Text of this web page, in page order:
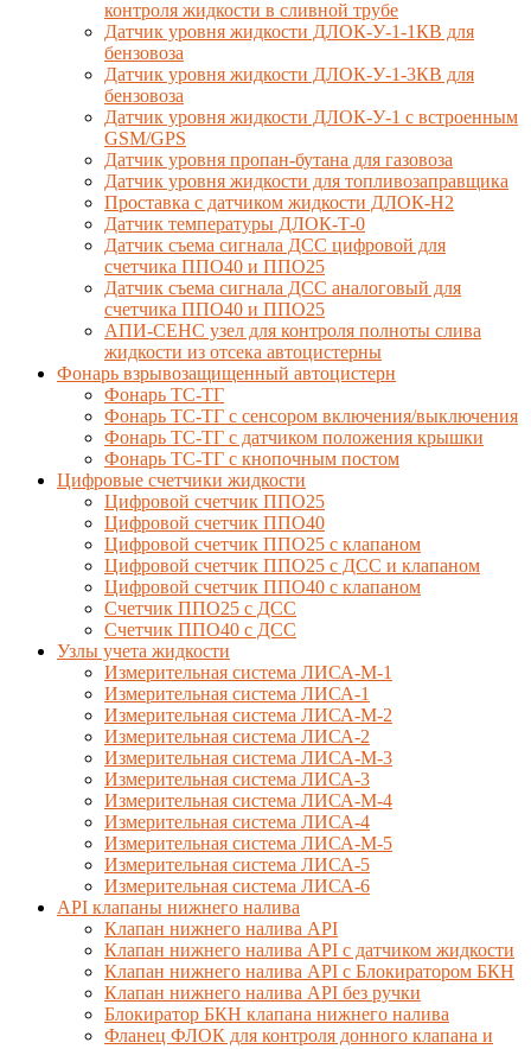
контроля жидкости в сливной трубе
Датчик уровня жидкости ДЛОК-У-1-1КВ для
бензовоза
Датчик уровня жидкости ДЛОК-У-1-3КВ для
бензовоза
Датчик уровня жидкости ДЛОК-У-1 с встроенным
GSM/GPS
Датчик уровня пропан-бутана для газовоза
Датчик уровня жидкости для топливозаправщика
Проставка с датчиком жидкости ДЛОК-Н2
Датчик температуры ДЛОК-Т-0
Датчик съема сигнала ДСС цифровой для
счетчика ППО40 и ППО25
Датчик съема сигнала ДСС аналоговый для
счетчика ППО40 и ППО25
АПИ-СЕНС узел для контроля полноты слива
жидкости из отсека автоцистерны
Фонарь взрывозащищенный автоцистерн
Фонарь ТС-ТГ
Фонарь ТС-ТГ с сенсором включения/выключения
Фонарь ТС-ТГ с датчиком положения крышки
Фонарь ТС-ТГ с кнопочным постом
Цифровые счетчики жидкости
Цифровой счетчик ППО25
Цифровой счетчик ППО40
Цифровой счетчик ППО25 с клапаном
Цифровой счетчик ППО25 с ДСС и клапаном
Цифровой счетчик ППО40 с клапаном
Счетчик ППО25 с ДСС
Счетчик ППО40 с ДСС
Узлы учета жидкости
Измерительная система ЛИСА-М-1
Измерительная система ЛИСА-1
Измерительная система ЛИСА-М-2
Измерительная система ЛИСА-2
Измерительная система ЛИСА-М-3
Измерительная система ЛИСА-3
Измерительная система ЛИСА-М-4
Измерительная система ЛИСА-4
Измерительная система ЛИСА-М-5
Измерительная система ЛИСА-5
Измерительная система ЛИСА-6
API клапаны нижнего налива
Клапан нижнего налива API
Клапан нижнего налива API с датчиком жидкости
Клапан нижнего налива API с Блокиратором БКН
Клапан нижнего налива API без ручки
Блокиратор БКН клапана нижнего налива
Фланец ФЛОК для контроля донного клапана и